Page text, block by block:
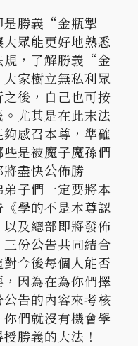
勝義“金瓶掣
眾能更好地熟悉
，了解勝義“金
家樹立無私利眾
後，自己也可按
尤其是在此末法
感召本尊，準確
是被魔子魔孫們
盡快公佈勝
子們一定要將本
學的不是本尊認
及總部即將發佈
份公告共同結合
今後每個人能否
因為在為你們擇
告的內容來考核
們就沒有機會學
勝義的大法！